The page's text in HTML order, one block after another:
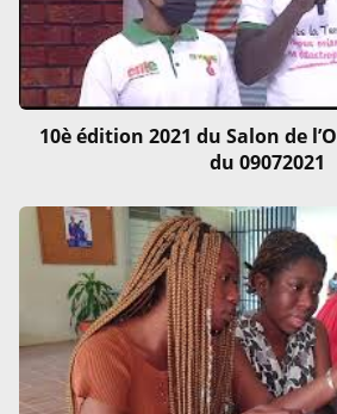
10è édition 2021 du Salon de
du 09072021